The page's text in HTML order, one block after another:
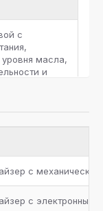
c
масла,
и
линия с
для
с
с электронным